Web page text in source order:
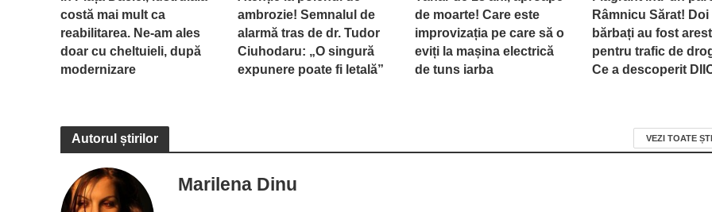
costă mai mult ca
reabilitarea. Ne-am ales
doar cu cheltuieli, după
modernizare
ambrozie! Semnalul de
alarmă tras de dr. Tudor
Ciuhodaru: „O singură
expunere poate fi letală”
de moarte! Care este
improvizația pe care să o
eviți la mașina electrică
de tuns iarba
Râmnicu Sărat! Doi
bărbați au fost
pentru trafic de
Ce a descoperit
Autorul știrilor VEZI TOATE
Marilena Dinu